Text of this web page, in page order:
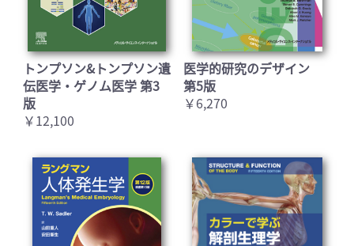
トンプソン&トンプソン遺
伝医学・ゲノム医学 第3
版
￥12,100
医学的研究のデザイン
第5版
￥6,270